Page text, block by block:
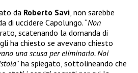
da Roberto Savi , non sarebbe
di uccidere Capolungo. “Non
scatenando la domanda di
ha chiesto se avevano chiesto
una scusa per eliminarlo. Noi
” ha spiegato, sottolineando che